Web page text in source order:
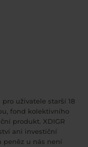
uživatele starší 18
fond kolektivního
produkt. XDIGR
ani investiční
peněz u nás není